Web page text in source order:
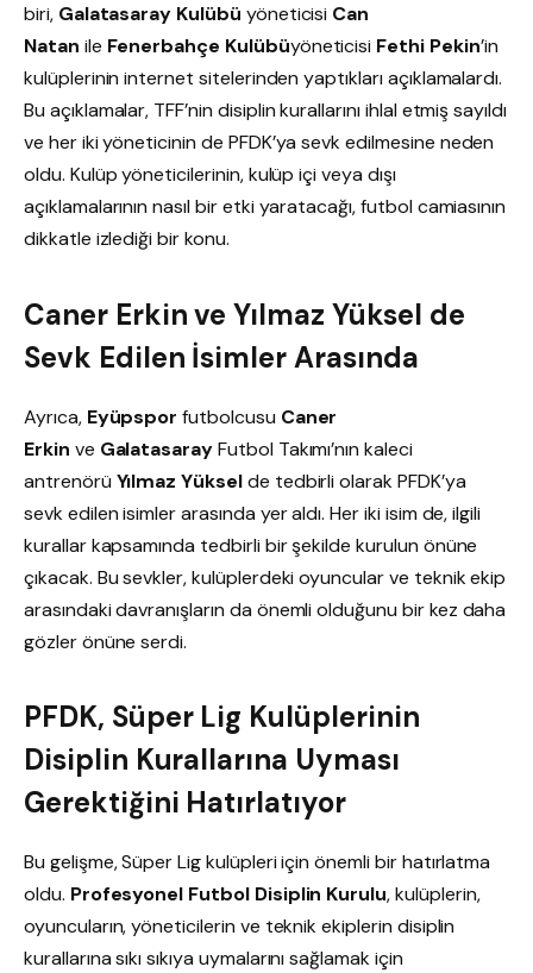
biri, Galatasaray Kulübü yöneticisi Can
Natan ile Fenerbahçe Kulübüyöneticisi Fethi Pekin’in
kulüplerinin internet sitelerinden yaptıkları açıklamalardı.
Bu açıklamalar, TFF’nin disiplin kurallarını ihlal etmiş sayıldı
ve her iki yöneticinin de PFDK’ya sevk edilmesine neden
oldu. Kulüp yöneticilerinin, kulüp içi veya dışı
açıklamalarının nasıl bir etki yaratacağı, futbol camiasının
dikkatle izlediği bir konu.
Caner Erkin ve Yılmaz Yüksel de
Sevk Edilen İsimler Arasında
Ayrıca, Eyüpspor futbolcusu Caner
Erkin ve GalatasarayFutbol Takımı’nın kaleci
antrenörü Yılmaz Yükselde tedbirli olarak PFDK’ya
sevk edilen isimler arasında yer aldı. Her iki isim de, ilgili
kurallar kapsamında tedbirli bir şekilde kurulun önüne
çıkacak. Bu sevkler, kulüplerdeki oyuncular ve teknik ekip
arasındaki davranışların da önemli olduğunu bir kez daha
gözler önüne serdi.
PFDK, Süper Lig Kulüplerinin
Disiplin Kurallarına Uyması
Gerektiğini Hatırlatıyor
Bu gelişme, Süper Lig kulüpleri için önemli bir hatırlatma
oldu. Profesyonel Futbol Disiplin Kurulu, kulüplerin,
oyuncuların, yöneticilerin ve teknik ekiplerin disiplin
kurallarına sıkı sıkıya uymalarını sağlamak için